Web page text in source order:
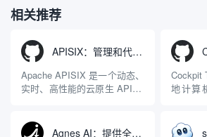
相关推荐
APISIX：管理和代理API及大模型流量的高性能网关
Apache APISIX 是一个动态、
实时、高性能的云原生 API 网
LuaJIT 构建，并在 2019 年作
Cockpit
地计算
程助手
Agnes AI：提供全模态模型免费API、支持图文视频生成与复杂工程执行的智能体平台